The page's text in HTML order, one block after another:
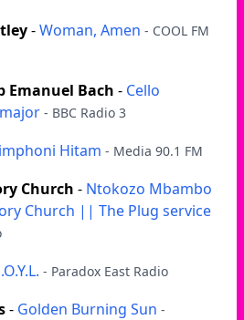
-Woman, Amen - COOL FM
Emanuel Bach - Cello
- BBC Radio 3
Hitam - Media 90.1 FM
Church - Ntokozo Mbambo
Church || The Plug service
- Paradox East Radio
- Golden Burning Sun -